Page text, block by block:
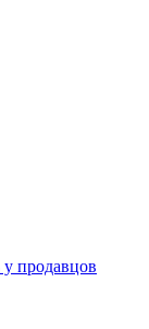
у продавцов